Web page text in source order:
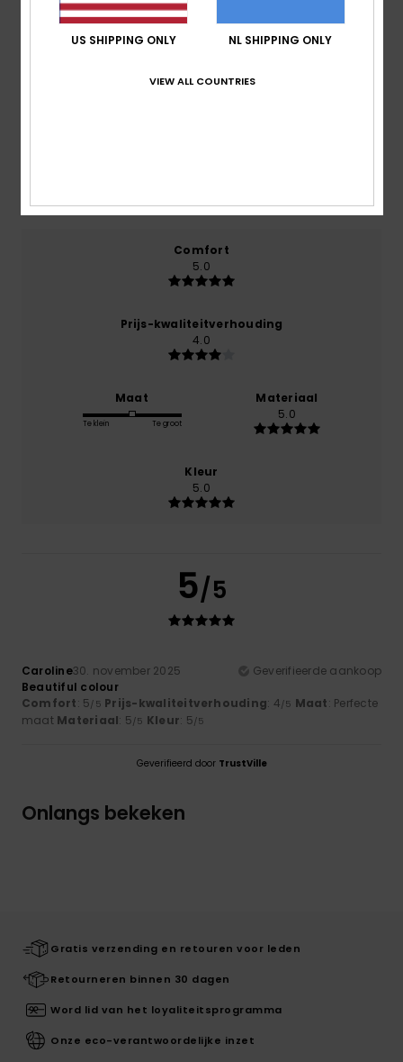
5.0
0% van onze klanten bevelen dit product aan
Comfort
5.0
Prijs-kwaliteitverhouding
4.0
Maat
Te klein Te groot
Materiaal
5.0
Kleur
5.0
5/5
Caroline30. november 2025
Geverifieerde aankoop
Beautiful colour
Comfort: 5/5 Prijs-kwaliteitverhouding: 4/5 Maat: Perfecte
maat Materiaal: 5/5 Kleur: 5/5
Geverifieerd door TrustVille
Onlangs bekeken
Gratis verzending en retouren voor leden
Retourneren binnen 30 dagen
Word lid van het loyaliteitsprogramma
Onze eco-verantwoordelijke inzet
US SHIPPING ONLY NL SHIPPING ONLY
VIEW ALL COUNTRIES